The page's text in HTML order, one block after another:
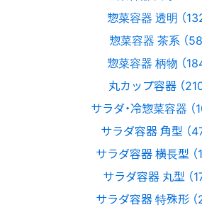
惣菜容器 透明 （
惣菜容器 茶系 （58
惣菜容器 柄物 （
丸カップ容器 （210
サラダ・冷惣菜容器 （
サラダ容器 角型 （
サラダ容器 横長型 （
サラダ容器 丸型 （
サラダ容器 特殊形 （